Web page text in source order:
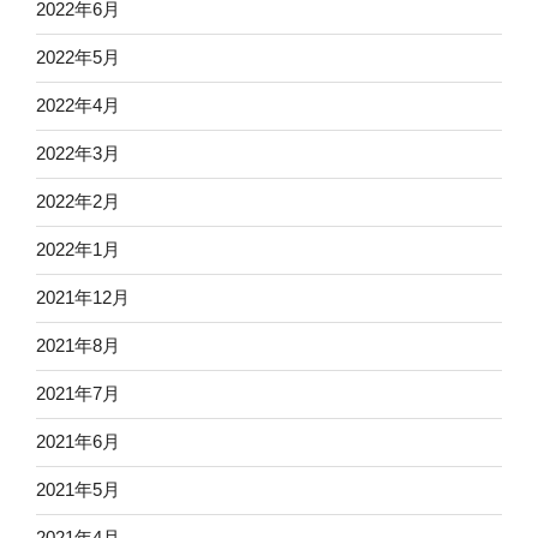
2022年6月
2022年5月
2022年4月
2022年3月
2022年2月
2022年1月
2021年12月
2021年8月
2021年7月
2021年6月
2021年5月